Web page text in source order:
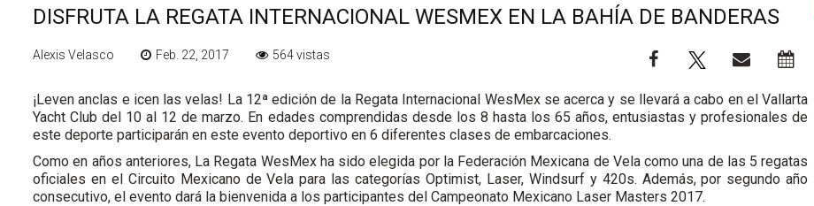
DISFRUTA LA REGATA INTERNACIONAL WESMEX EN LA BAHÍA DE BANDERAS
Alexis Velasco Feb. 22, 2017 564 vistas
¡Leven anclas e icen las velas! La 12ª edición de la Regata Internacional WesMex se acerca y se llevará a cabo en el Vallarta
Yacht Club del 10 al 12 de marzo. En edades comprendidas desde los 8 hasta los 65 años, entusiastas y profesionales de
este deporte participarán en este evento deportivo en 6 diferentes clases de embarcaciones.
Como en años anteriores, La Regata WesMex ha sido elegida por la Federación Mexicana de Vela como una de las 5 regatas
oficiales en el Circuito Mexicano de Vela para las categorías Optimist, Laser, Windsurf y 420s. Además, por segundo año
consecutivo, el evento dará la bienvenida a los participantes del Campeonato Mexicano Laser Masters 2017.